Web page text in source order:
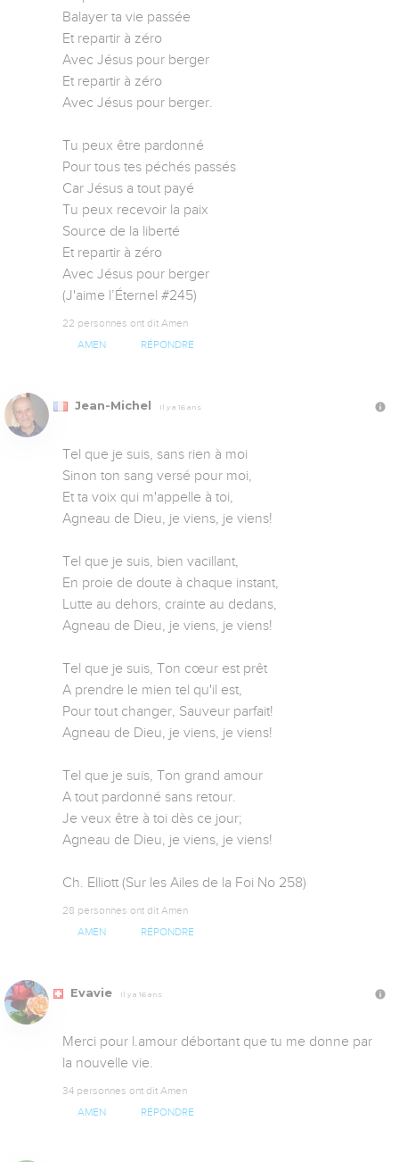
Balayer ta vie passée
Et repartir à zéro
Avec Jésus pour berger
Et repartir à zéro
Avec Jésus pour berger.
Tu peux être pardonné
Pour tous tes péchés passés
Car Jésus a tout payé
Tu peux recevoir la paix
Source de la liberté
Et repartir à zéro
Avec Jésus pour berger
(J'aime l’Éternel #245)
22 personnes ont dit Amen
AMEN RÉPONDRE
Jean-Michel Il y a 16 ans
Tel que je suis, sans rien à moi
Sinon ton sang versé pour moi,
Et ta voix qui m'appelle à toi,
Agneau de Dieu, je viens, je viens!
Tel que je suis, bien vacillant,
En proie de doute à chaque instant,
Lutte au dehors, crainte au dedans,
Agneau de Dieu, je viens, je viens!
Tel que je suis, Ton cœur est prêt
A prendre le mien tel qu'il est,
Pour tout changer, Sauveur parfait!
Agneau de Dieu, je viens, je viens!
Tel que je suis, Ton grand amour
A tout pardonné sans retour.
Je veux être à toi dès ce jour;
Agneau de Dieu, je viens, je viens!
Ch. Elliott (Sur les Ailes de la Foi No 258)
28 personnes ont dit Amen
AMEN RÉPONDRE
Evavie Il y a 16 ans
Merci pour l.amour débortant que tu me donne par
la nouvelle vie.
34 personnes ont dit Amen
AMEN RÉPONDRE